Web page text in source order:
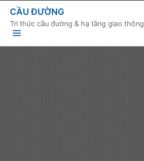
CẦU ĐƯỜNG
Tri thức cầu đường & hạ tầng giao thông